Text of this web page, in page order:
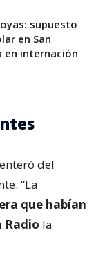
supuesto
en San
en internación
del
“La
que habían
Radio la